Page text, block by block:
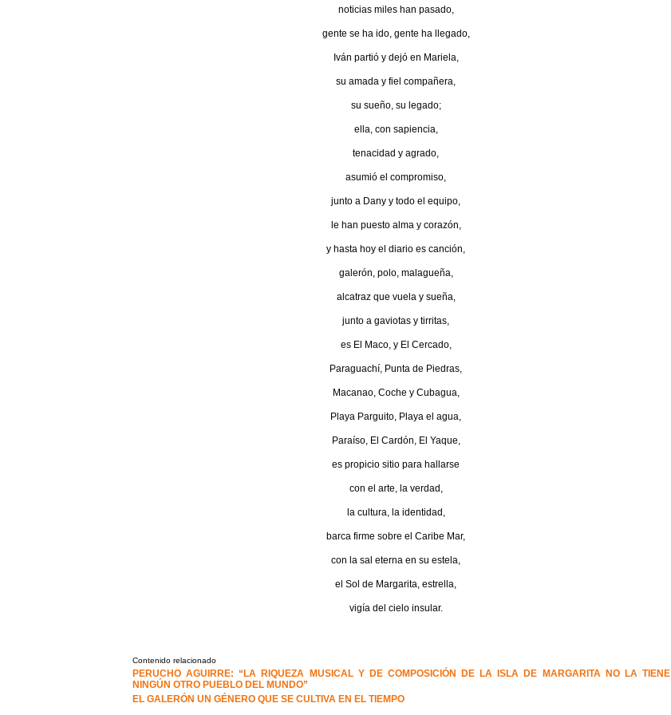
noticias miles han pasado,
gente se ha ido, gente ha llegado,
Iván partió y dejó en Mariela,
su amada y fiel compañera,
su sueño, su legado;
ella, con sapiencia,
tenacidad y agrado,
asumió el compromiso,
junto a Dany y todo el equipo,
le han puesto alma y corazón,
y hasta hoy el diario es canción,
galerón, polo, malagueña,
alcatraz que vuela y sueña,
junto a gaviotas y tirritas,
es El Maco, y El Cercado,
Paraguachí, Punta de Piedras,
Macanao, Coche y Cubagua,
Playa Parguito, Playa el agua,
Paraíso, El Cardón, El Yaque,
es propicio sitio para hallarse
con el arte, la verdad,
la cultura, la identidad,
barca firme sobre el Caribe Mar,
con la sal eterna en su estela,
el Sol de Margarita, estrella,
vigía del cielo insular.
Contenido relacionado
PERUCHO AGUIRRE: “LA RIQUEZA MUSICAL Y DE COMPOSICIÓN DE LA ISLA DE MARGARITA NO LA TIENE
NINGÚN OTRO PUEBLO DEL MUNDO”
EL GALERÓN UN GÉNERO QUE SE CULTIVA EN EL TIEMPO